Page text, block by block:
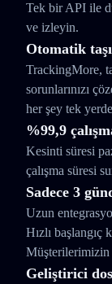
Tek bir API ile
ve izleyin.
Otomatik
TrackingMore,
sorunlarınızı
her şey tek
%99,9
Kesinti süresi
çalışma süresi
Sadece 3
Uzun
Hızlı başlangıç
Müşterilerimizin
Geliştirici